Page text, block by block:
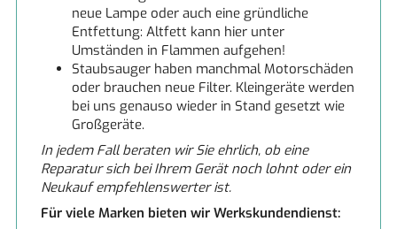
neue Lampe oder auch eine gründliche
Entfettung: Altfett kann hier unter
Umständen in Flammen aufgehen!
Staubsauger haben manchmal Motorschäden
oder brauchen neue Filter. Kleingeräte werden
bei uns genauso wieder in Stand gesetzt wie
Großgeräte.
In jedem Fall beraten wir Sie ehrlich, ob eine
Reparatur sich bei Ihrem Gerät noch lohnt oder ein
Neukauf empfehlenswerter ist.
Für viele Marken bieten wir Werkskundendienst: